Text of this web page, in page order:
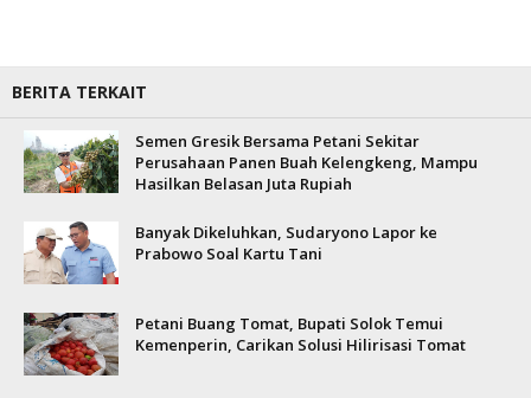
BERITA TERKAIT
Semen Gresik Bersama Petani Sekitar
Perusahaan Panen Buah Kelengkeng, Mampu
Hasilkan Belasan Juta Rupiah
Banyak Dikeluhkan, Sudaryono Lapor ke
Prabowo Soal Kartu Tani
Petani Buang Tomat, Bupati Solok Temui
Kemenperin, Carikan Solusi Hilirisasi Tomat